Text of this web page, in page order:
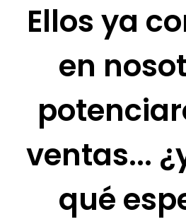
Ellos ya
en
ventas...
qué